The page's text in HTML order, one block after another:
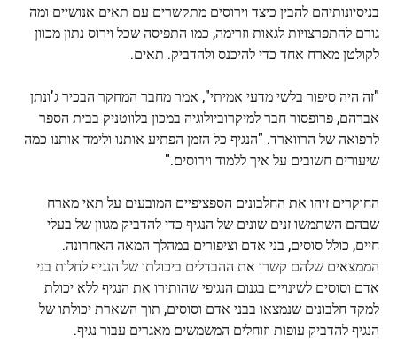
בניסיונותיהם להבין כיצד וירוסים מתקשרים עם תאים אנושיים ומה
גורם להתפרצויות לגאות וזרימה, כמו התפיסה שכל וירוס נתון מכוון
לקולטן מארח אחד כדי להיכנס ולהדביק. תאים.
"זה היה סיפור בלשי מדעי אמיתי", אמר מחבר המחקר הבכיר ג'ונתן
אברהם, פרופסור חבר למיקרוביולוגיה במכון בלווטניק בבית הספר
לרפואה של הרווארד. "הנגיף כל הזמן הפתיע אותנו ולימד אותנו כמה
שיעורים חשובים על איך ללמוד וירוסים."
החוקרים זיהו את החלבונים הספציפיים המובעים על תאי מארח
שבהם השתמשו זנים שונים של הנגיף כדי להדביק מגוון של בעלי
חיים, כולל סוסים, בני אדם וציפורים במהלך המאה האחרונה.
הממצאים שלהם קשרו את ההבדלים ביכולתו של הנגיף לחלות בני
אדם וסוסים לשינויים בגנום הנגיפי שהותירו את הנגיף ללא יכולת
למקד חלבונים שנמצאו בבני אדם וסוסים, תוך השארת יכולתו של
הנגיף להדביק עופות וזוחלים המשמשים מאגרים עבור נגיף.